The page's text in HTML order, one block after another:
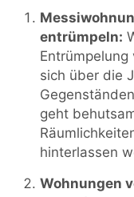
entrümpeln:
sich über die
geht
hinterlassen
Wohnungen